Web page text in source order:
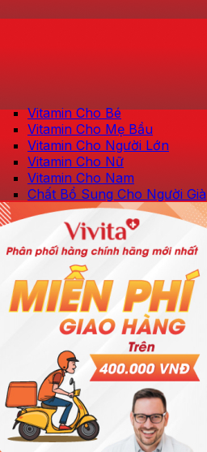
Vitamin Cho Bé
Vitamin Cho Mẹ Bầu
Vitamin Cho Người Lớn
Vitamin Cho Nữ
Vitamin Cho Nam
Chất Bổ Sung Cho Người Già